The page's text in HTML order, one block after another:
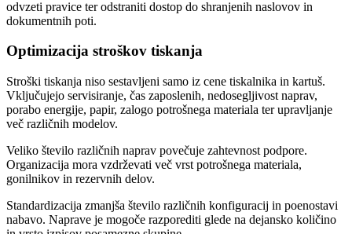
odvzeti pravice ter odstraniti dostop do shranjenih naslovov in
dokumentnih poti.
Optimizacija stroškov tiskanja
Stroški tiskanja niso sestavljeni samo iz cene tiskalnika in kartuš.
Vključujejo servisiranje, čas zaposlenih, nedosegljivost naprav,
porabo energije, papir, zalogo potrošnega materiala ter upravljanje
več različnih modelov.
Veliko število različnih naprav povečuje zahtevnost podpore.
Organizacija mora vzdrževati več vrst potrošnega materiala,
gonilnikov in rezervnih delov.
Standardizacija zmanjša število različnih konfiguracij in poenostavi
nabavo. Naprave je mogoče razporediti glede na dejansko količino